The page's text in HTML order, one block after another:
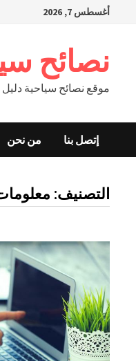
أغسطس 7, 2026
نصائح
موقع نصائح سياحية
إتصل بنا من نحن
التصنيف: